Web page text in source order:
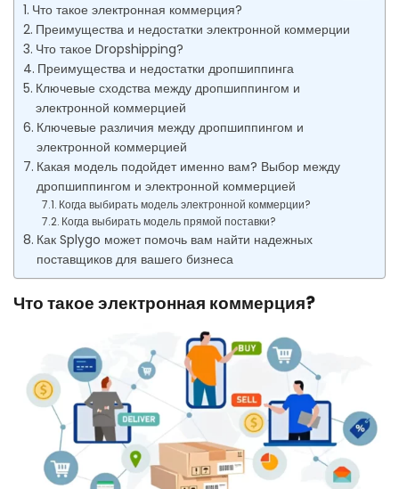
Что такое электронная коммерция?
Преимущества и недостатки электронной коммерции
Что такое Dropshipping?
Преимущества и недостатки дропшиппинга
Ключевые сходства между дропшиппингом и
электронной коммерцией
Ключевые различия между дропшиппингом и
электронной коммерцией
Какая модель подойдет именно вам? Выбор между
дропшиппингом и электронной коммерцией
Когда выбирать модель электронной коммерции?
Когда выбирать модель прямой поставки?
Как Splygo может помочь вам найти надежных
поставщиков для вашего бизнеса
Что такое электронная коммерция?